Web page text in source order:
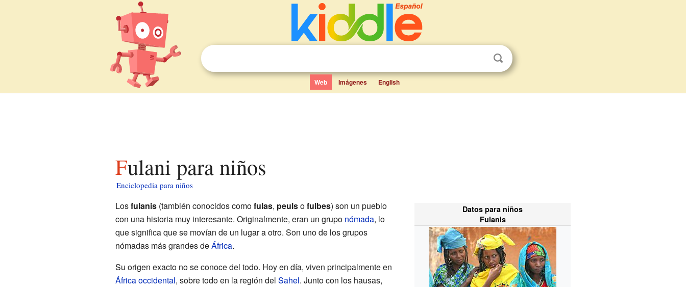
Web Imágenes English
Fulani para niños
Enciclopedia para niños
Datos para niños
Fulanis
Losfulanis(también conocidos comofulas, peulsofulbes) son un pueblo
con una historia muy interesante. Originalmente, eran un grupo nómada, lo
que significa que se movían de un lugar a otro. Son uno de los grupos
nómadas más grandes deÁfrica.
Su origen exacto no se conoce del todo. Hoy en día, viven principalmente en
África occidental, sobre todo en la región del Sahel. Junto con los hausas,